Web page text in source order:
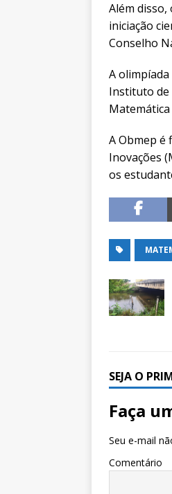
Além
iniciação
Conselho
A
Instituto de
Matemática
A Obmep é
Inovações
os
SEJA O
Faça
Seu e-mail
Comentário